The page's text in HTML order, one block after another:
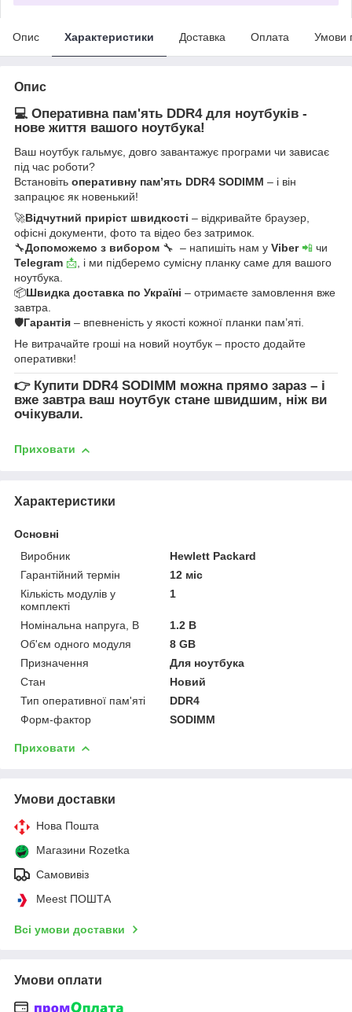
Опис Характеристики Доставка Оплата Умови
Опис
💻 Оперативна пам'ять DDR4 для ноутбуків -
нове життя вашого ноутбука!
Ваш ноутбук гальмує, довго завантажує програми чи зависає
під час роботи?
Встановіть оперативну пам’ять DDR4 SODIMM – і він
запрацює як новенький!
🚀Відчутний приріст швидкості – відкривайте браузер,
офісні документи, фото та відео без затримок.
🔧Допоможемо з вибором 🔧 – напишіть нам у Viber📲 чи
Telegram 📩 , і ми підберемо сумісну планку саме для вашого
ноутбука.
📦Швидка доставка по Україні – отримаєте замовлення вже
завтра.
🛡Гарантія – впевненість у якості кожної планки пам’яті.
Не витрачайте гроші на новий ноутбук – просто додайте
оперативки!
👉 Купити DDR4 SODIMM можна прямо зараз – і
вже завтра ваш ноутбук стане швидшим, ніж ви
очікували.
Приховати
Характеристики
Основні
Виробник
Hewlett Packard
Гарантійний термін
12 міс
Кількість модулів у
комплекті
1
Номінальна напруга, В
1.2 В
Об'єм одного модуля
8 GB
Призначення
Для ноутбука
Стан
Новий
Тип оперативної пам'яті
DDR4
Форм-фактор
SODIMM
Приховати
Умови доставки
Нова Пошта
Магазини Rozetka
Самовивіз
Meest ПОШТА
Всі умови доставки
Умови оплати